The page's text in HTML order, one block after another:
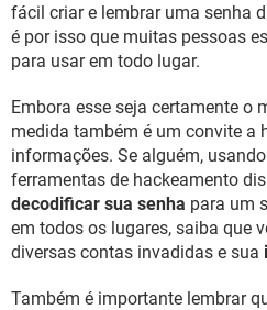
fácil criar e lembrar uma senha
é por isso que muitas pessoas
para usar em todo lugar.
Embora esse seja certamente o
medida também é um convite a
informações. Se alguém,
ferramentas de hackeamento
decodificar sua senha para um
em todos os lugares, saiba que
diversas contas invadidas e sua
Também é importante lembrar